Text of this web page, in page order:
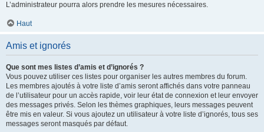
L’administrateur pourra alors prendre les mesures nécessaires.
Haut
Amis et ignorés
Que sont mes listes d’amis et d’ignorés ?
Vous pouvez utiliser ces listes pour organiser les autres membres du forum.
Les membres ajoutés à votre liste d’amis seront affichés dans votre panneau
de l’utilisateur pour un accès rapide, voir leur état de connexion et leur envoyer
des messages privés. Selon les thèmes graphiques, leurs messages peuvent
être mis en valeur. Si vous ajoutez un utilisateur à votre liste d’ignorés, tous ses
messages seront masqués par défaut.